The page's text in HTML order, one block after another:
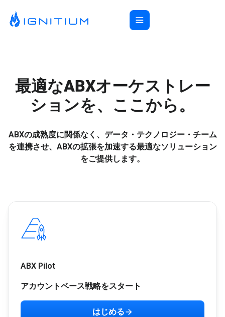
ABX Orchestration® Overview
Ignitium App
Composable ABX
Features
Features Overview
People-Based Ads
Web Personalization
Buyer Group Ads
Ecosystem
6sense
Folloze
Company
About Us
Pricing
Resources
最適なABXオーケストレー
ションを、ここから。
ABXの成熟度に関係なく、データ・テクノロジー・チーム
を連携させ、ABXの拡張を加速する最適なソリューション
をご提供します。
ABX Pilot
アカウントベース戦略をスタート
はじめる